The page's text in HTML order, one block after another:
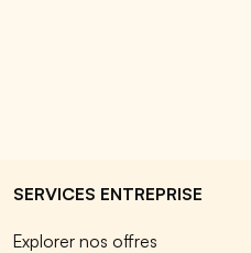
SERVICES ENTREPRISE
Explorer nos offres